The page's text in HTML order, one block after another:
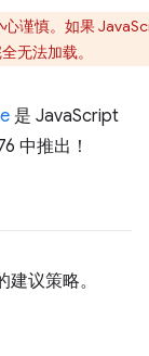
心谨慎。如果
无法加载。
是 JavaScript
中推出！
议策略。